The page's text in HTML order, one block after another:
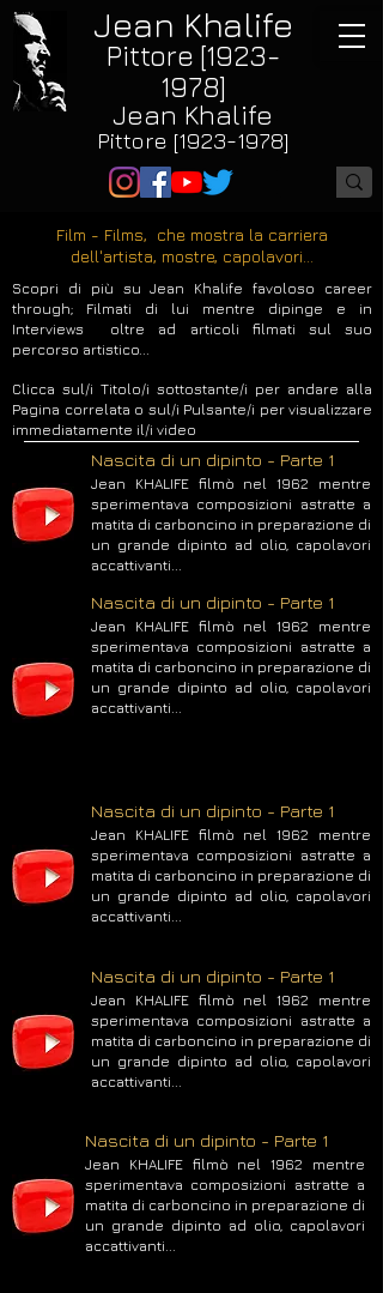
Jean Khalife
Pittore [1923-
1978]
Jean Khalife
Pittore [1923-1978]
Film - Films, che mostra la carriera
dell'artista, mostre, capolavori...
Scopri di più su Jean Khalife favoloso career
through; Filmati di lui mentre dipinge e in
Interviews oltre ad articoli filmati sul suo
percorso artistico...
Clicca sul/i Titolo/i sottostante/i per andare alla
Pagina correlata o sul/i Pulsante/i per visualizzare
immediatamente il/i video
Nascita di un dipinto - Parte 1
Jean KHALIFE filmò nel 1962 mentre
sperimentava composizioni astratte a
matita di carboncino in preparazione di
un grande dipinto ad olio, capolavori
accattivanti...
Nascita di un dipinto - Parte 1
Jean KHALIFE filmò nel 1962 mentre
sperimentava composizioni astratte a
matita di carboncino in preparazione di
un grande dipinto ad olio, capolavori
accattivanti...
Nascita di un dipinto - Parte 1
Jean KHALIFE filmò nel 1962 mentre
sperimentava composizioni astratte a
matita di carboncino in preparazione di
un grande dipinto ad olio, capolavori
accattivanti...
Nascita di un dipinto - Parte 1
Jean KHALIFE filmò nel 1962 mentre
sperimentava composizioni astratte a
matita di carboncino in preparazione di
un grande dipinto ad olio, capolavori
accattivanti...
Nascita di un dipinto - Parte 1
Jean KHALIFE filmò nel 1962 mentre
sperimentava composizioni astratte a
matita di carboncino in preparazione di
un grande dipinto ad olio, capolavori
accattivanti...